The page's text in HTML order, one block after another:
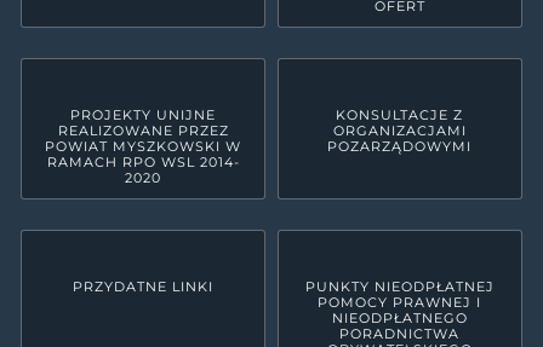
OFERT
PROJEKTY UNIJNE
REALIZOWANE PRZEZ
POWIAT MYSZKOWSKI W
RAMACH RPO WSL 2014-
2020
KONSULTACJE Z
ORGANIZACJAMI
POZARZĄDOWYMI
PRZYDATNE LINKI
PUNKTY NIEODPŁATNEJ
POMOCY PRAWNEJ I
NIEODPŁATNEGO
PORADNICTWA